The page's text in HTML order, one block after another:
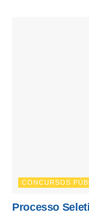
CONCURSOS
Processo